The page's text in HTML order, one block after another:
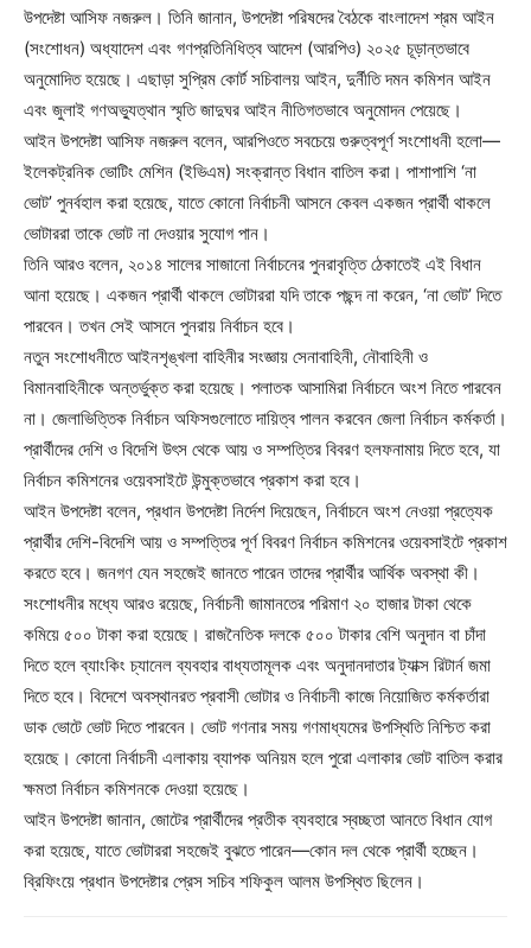
উপদেষ্টা আসিফ নজরুল। তিনি জানান, উপদেষ্টা পরিষদের বৈঠকে বাংলাদেশ শ্রম আইন
(সংশোধন) অধ্যাদেশ এবং গণপ্রতিনিধিত্ব আদেশ (আরপিও) ২০২৫ চূড়ান্তভাবে
অনুমোদিত হয়েছে। এছাড়া সুপ্রিম কোর্ট সচিবালয় আইন, দুর্নীতি দমন কমিশন আইন
এবং জুলাই গণঅভ্যুত্থান স্মৃতি জাদুঘর আইন নীতিগতভাবে অনুমোদন পেয়েছে।
আইন উপদেষ্টা আসিফ নজরুল বলেন, আরপিওতে সবচেয়ে গুরুত্বপূর্ণ সংশোধনী হলো—
ইলেকট্রনিক ভোটিং মেশিন (ইভিএম) সংক্রান্ত বিধান বাতিল করা। পাশাপাশি ‘না
ভোট’ পুনর্বহাল করা হয়েছে, যাতে কোনো নির্বাচনী আসনে কেবল একজন প্রার্থী থাকলে
ভোটাররা তাকে ভোট না দেওয়ার সুযোগ পান।
তিনি আরও বলেন, ২০১৪ সালের সাজানো নির্বাচনের পুনরাবৃত্তি ঠেকাতেই এই বিধান
আনা হয়েছে। একজন প্রার্থী থাকলে ভোটাররা যদি তাকে পছন্দ না করেন, ‘না ভোট’ দিতে
পারবেন। তখন সেই আসনে পুনরায় নির্বাচন হবে।
নতুন সংশোধনীতে আইনশৃঙ্খলা বাহিনীর সংজ্ঞায় সেনাবাহিনী, নৌবাহিনী ও
বিমানবাহিনীকে অন্তর্ভুক্ত করা হয়েছে। পলাতক আসামিরা নির্বাচনে অংশ নিতে পারবেন
না। জেলাভিত্তিক নির্বাচন অফিসগুলোতে দায়িত্ব পালন করবেন জেলা নির্বাচন কর্মকর্তা।
প্রার্থীদের দেশি ও বিদেশি উৎস থেকে আয় ও সম্পত্তির বিবরণ হলফনামায় দিতে হবে, যা
নির্বাচন কমিশনের ওয়েবসাইটে উন্মুক্তভাবে প্রকাশ করা হবে।
আইন উপদেষ্টা বলেন, প্রধান উপদেষ্টা নির্দেশ দিয়েছেন, নির্বাচনে অংশ নেওয়া প্রত্যেক
প্রার্থীর দেশি-বিদেশি আয় ও সম্পত্তির পূর্ণ বিবরণ নির্বাচন কমিশনের ওয়েবসাইটে প্রকাশ
করতে হবে। জনগণ যেন সহজেই জানতে পারেন তাদের প্রার্থীর আর্থিক অবস্থা কী।
সংশোধনীর মধ্যে আরও রয়েছে, নির্বাচনী জামানতের পরিমাণ ২০ হাজার টাকা থেকে
কমিয়ে ৫০০ টাকা করা হয়েছে। রাজনৈতিক দলকে ৫০০ টাকার বেশি অনুদান বা চাঁদা
দিতে হলে ব্যাংকিং চ্যানেল ব্যবহার বাধ্যতামূলক এবং অনুদানদাতার ট্যাক্স রিটার্ন জমা
দিতে হবে। বিদেশে অবস্থানরত প্রবাসী ভোটার ও নির্বাচনী কাজে নিয়োজিত কর্মকর্তারা
ডাক ভোটে ভোট দিতে পারবেন। ভোট গণনার সময় গণমাধ্যমের উপস্থিতি নিশ্চিত করা
হয়েছে। কোনো নির্বাচনী এলাকায় ব্যাপক অনিয়ম হলে পুরো এলাকার ভোট বাতিল করার
ক্ষমতা নির্বাচন কমিশনকে দেওয়া হয়েছে।
আইন উপদেষ্টা জানান, জোটের প্রার্থীদের প্রতীক ব্যবহারে স্বচ্ছতা আনতে বিধান যোগ
করা হয়েছে, যাতে ভোটাররা সহজেই বুঝতে পারেন—কোন দল থেকে প্রার্থী হচ্ছেন।
ব্রিফিংয়ে প্রধান উপদেষ্টার প্রেস সচিব শফিকুল আলম উপস্থিত ছিলেন।